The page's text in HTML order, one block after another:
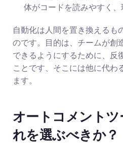
体がコードを読みやすく、
自動化は人間を置き換えるも
のです。目的は、チームが創
できるようにするために、反
ことです、そこには他に代わ
ます。
オートコメント
れを選ぶべきか？